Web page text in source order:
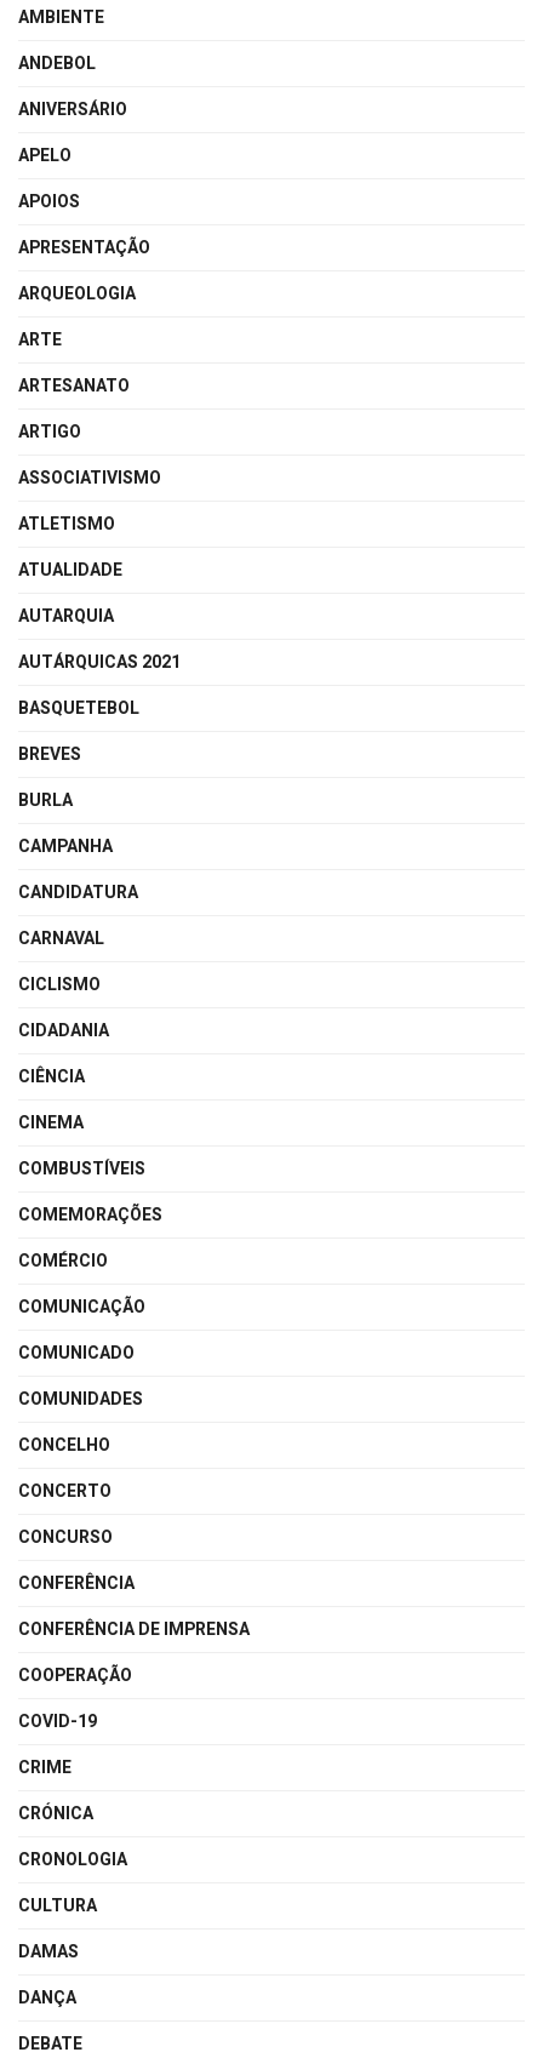
AMBIENTE
ANDEBOL
ANIVERSÁRIO
APELO
APOIOS
APRESENTAÇÃO
ARQUEOLOGIA
ARTE
ARTESANATO
ARTIGO
ASSOCIATIVISMO
ATLETISMO
ATUALIDADE
AUTARQUIA
AUTÁRQUICAS 2021
BASQUETEBOL
BREVES
BURLA
CAMPANHA
CANDIDATURA
CARNAVAL
CICLISMO
CIDADANIA
CIÊNCIA
CINEMA
COMBUSTÍVEIS
COMEMORAÇÕES
COMÉRCIO
COMUNICAÇÃO
COMUNICADO
COMUNIDADES
CONCELHO
CONCERTO
CONCURSO
CONFERÊNCIA
CONFERÊNCIA DE IMPRENSA
COOPERAÇÃO
COVID-19
CRIME
CRÓNICA
CRONOLOGIA
CULTURA
DAMAS
DANÇA
DEBATE